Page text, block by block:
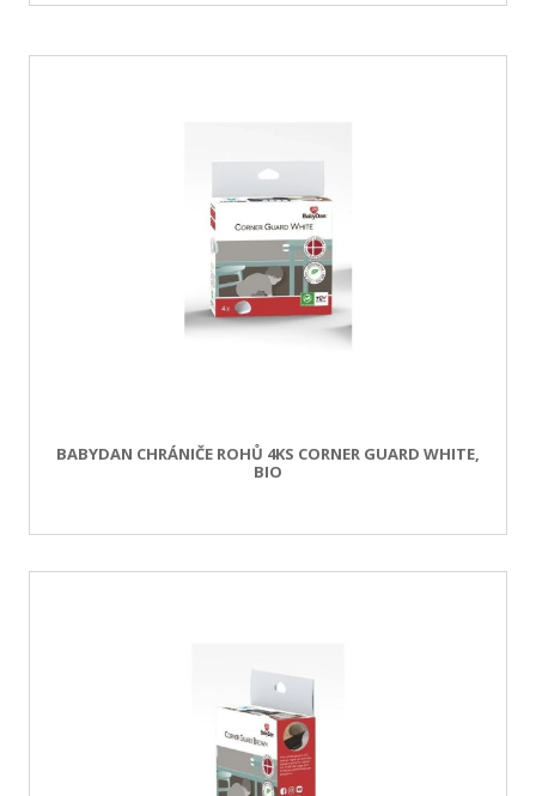
BABYDAN CHRÁNIČE ROHŮ 4KS CORNER GUARD WHITE,
BIO